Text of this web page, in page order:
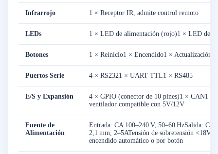
Infrarrojo 1 × Receptor IR, admite control remoto
LEDs 1 × LED de alimentación (rojo)1 × LED del
Botones 1 × Reinicio1 × Encendido1 × Actualización
Puertos Serie 4 × RS2321 × UART TTL1 × RS485
E/S y Expansión
4 × GPIO (conector de 10 pines)1 × CAN1 ×
ventilador compatible con 5V/12V
Fuente de
Alimentación
Entrada: CA 100–240 V, 50–60 HzSalida:
2,1 mm, 2–5ATensión de sobretensión <18V,
encendido automático o por botón